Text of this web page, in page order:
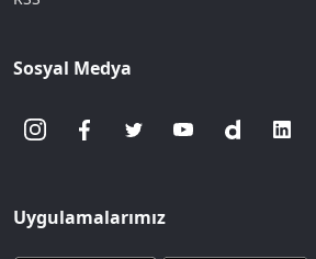
Sosyal Medya
Uygulamalarımız